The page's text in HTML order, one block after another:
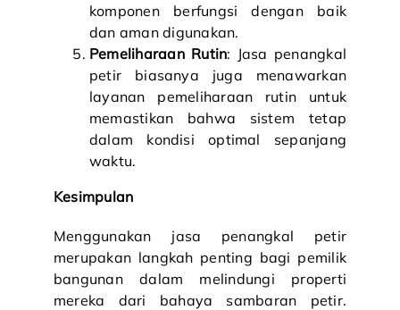
komponen berfungsi dengan baik
dan aman digunakan.
Pemeliharaan Rutin: Jasa penangkal
petir biasanya juga menawarkan
layanan pemeliharaan rutin untuk
memastikan bahwa sistem tetap
dalam kondisi optimal sepanjang
waktu.
Kesimpulan
Menggunakan jasa penangkal petir
merupakan langkah penting bagi pemilik
bangunan dalam melindungi properti
mereka dari bahaya sambaran petir.